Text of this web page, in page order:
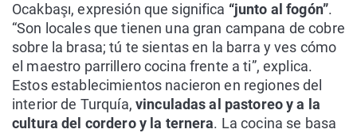
Ocakbaşı, expresión que significa “junto al fogón”.
“Son locales que tienen una gran campana de cobre
sobre la brasa; tú te sientas en la barra y ves cómo
el maestro parrillero cocina frente a ti”, explica.
Estos establecimientos nacieron en regiones del
interior de Turquía, vinculadas al pastoreo y a la
cultura del cordero y la ternera. La cocina se basa